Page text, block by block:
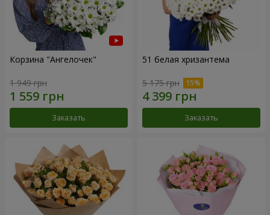
Корзина "Ангелочек"
1 949 грн
Заказать
51 белая хризантема
5 175 грн
Заказать